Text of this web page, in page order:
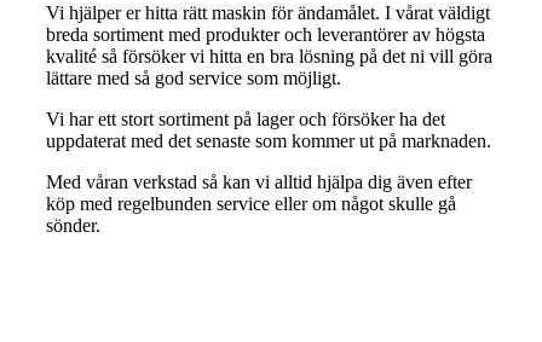
Vi hjälper er hitta rätt maskin för ändamålet. I vårat väldigt
breda sortiment med produkter och leverantörer av högsta
kvalité så försöker vi hitta en bra lösning på det ni vill göra
lättare med så god service som möjligt.
Vi har ett stort sortiment på lager och försöker ha det
uppdaterat med det senaste som kommer ut på marknaden.
Med våran verkstad så kan vi alltid hjälpa dig även efter
köp med regelbunden service eller om något skulle gå
sönder.